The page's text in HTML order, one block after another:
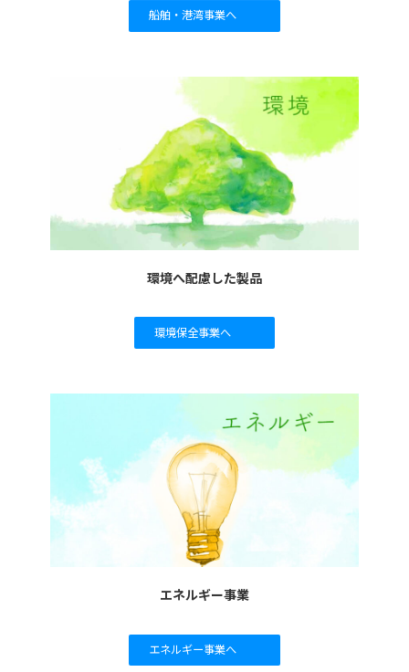
船舶・港湾事業へ
環境へ配慮した製品
環境保全事業へ
エネルギー事業
エネルギー事業へ